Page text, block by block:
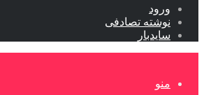
ورود
نوشته تصادفی
سایدبار
منو